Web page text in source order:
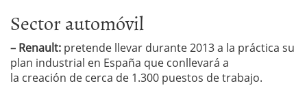
Sector automóvil
– Renault: pretende llevar durante 2013 a la práctica su
plan industrial en España que conllevará a
la creación de cerca de 1.300 puestos de trabajo.